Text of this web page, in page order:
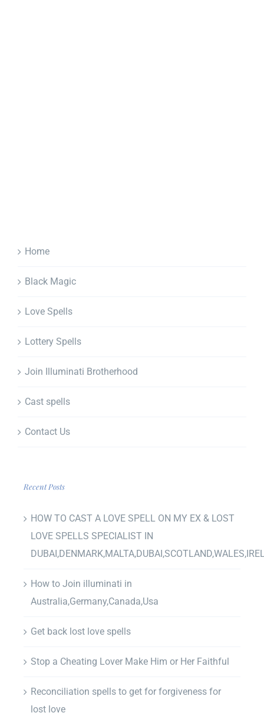
Home
Black Magic
Love Spells
Lottery Spells
Join Illuminati Brotherhood
Cast spells
Contact Us
Recent Posts
HOW TO CAST A LOVE SPELL ON MY EX & LOST
LOVE SPELLS SPECIALIST IN
How to Join illuminati in
Australia,Germany,Canada,Usa
Get back lost love spells
Stop a Cheating Lover Make Him or Her Faithful
Reconciliation spells to get for forgiveness for
lost love